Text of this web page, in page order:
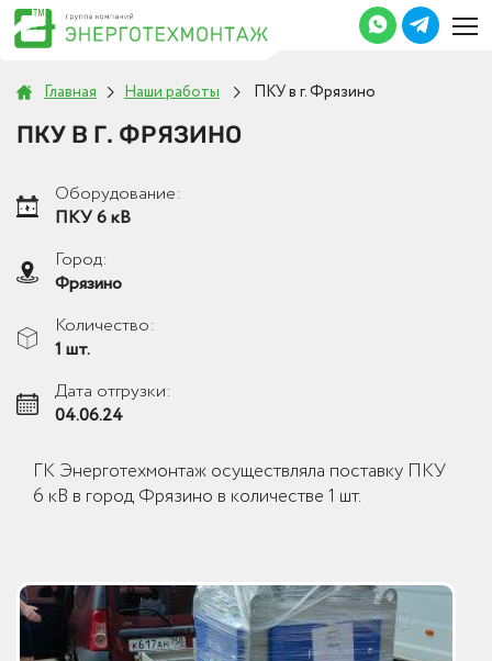
Главная Наши работы ПКУ в г. Фрязино
ПКУ В Г. ФРЯЗИНО
Оборудование:
ПКУ 6 кВ
Город:
Фрязино
Количество:
1 шт.
Дата отгрузки:
04.06.24
ГК Энерготехмонтаж осуществляла поставку ПКУ
6 кВ в город Фрязино в количестве 1 шт.